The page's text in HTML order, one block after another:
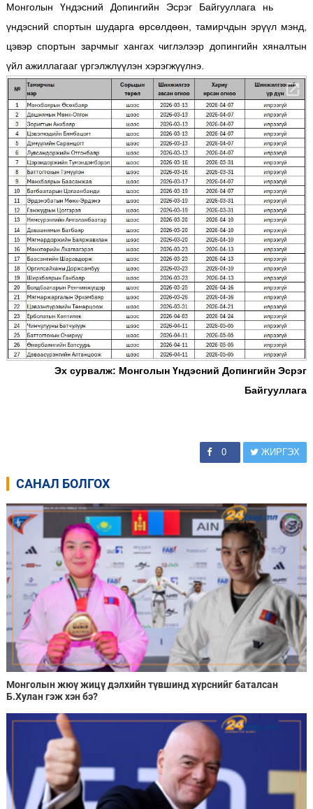
Монголын Үндэсний Допингийн Эсрэг Байгууллага нь
үндэсний спортын шударга өрсөлдөөн, тамирчдын эрүүл мэнд,
цэвэр спортын зарчмыг хангах чиглэлээр допингийн хяналтын
үйл ажиллагааг үргэлжлүүлэн хэрэгжүүлнэ.
Эх сурвалж: Монголын Үндэсний Допингийн Эсрэг
Байгууллага
0 ЖИРГЭХ
САНАЛ БОЛГОХ
Монголын жюү жицү дэлхийн түвшинд хүрснийг баталсан
Б.Хулан гэж хэн бэ?